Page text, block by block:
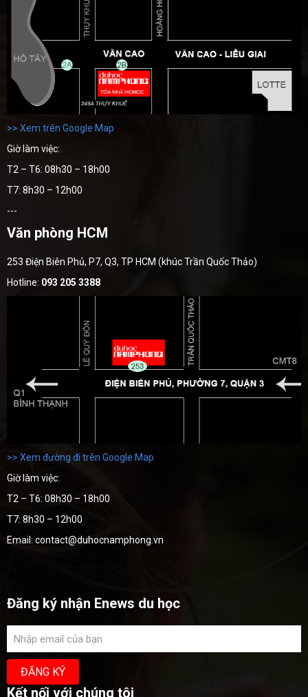
>> Xem trên Google Map
Giờ làm việc:
T2 – T6: 08h30 – 18h00
T7: 8h30 – 12h00
---
Văn phòng HCM
253 Điện Biên Phủ, P7, Q3, TP HCM (khúc Trần Quốc Thảo)
Hotline: 093 205 3388
>> Xem đường đi trên Google Map
Giờ làm việc:
T2 – T6: 08h30 – 18h00
T7: 8h30 – 12h00
Email: contact@duhocnamphong.vn
Đăng ký nhận Enews du học
Kết nối với chúng tôi